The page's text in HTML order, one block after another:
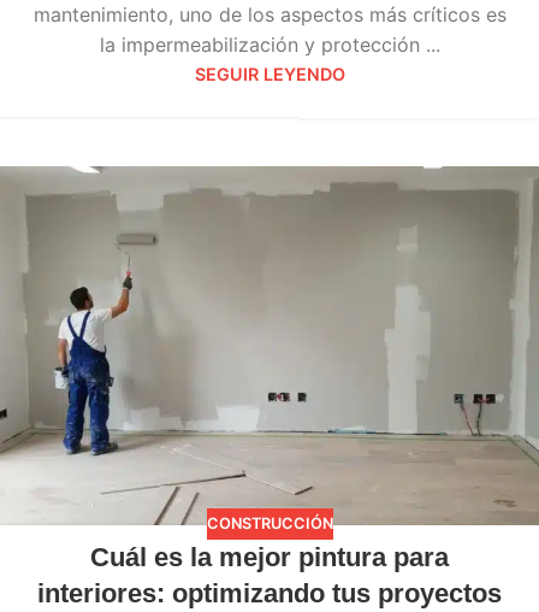
mantenimiento, uno de los aspectos más críticos es
la impermeabilización y protección ...
SEGUIR LEYENDO
CONSTRUCCIÓN
Cuál es la mejor pintura para
interiores: optimizando tus proyectos